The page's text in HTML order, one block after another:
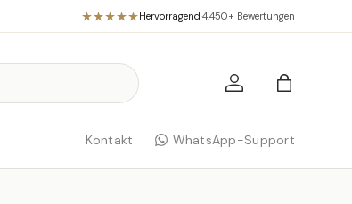
Hervorragend·4.450+ Bewertungen
Einloggen
Kontakt WhatsApp-Support